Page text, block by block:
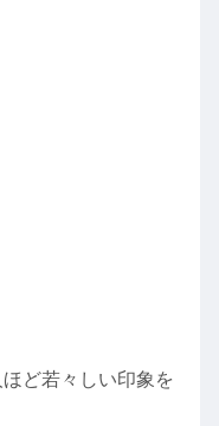
ど若々しい印象を